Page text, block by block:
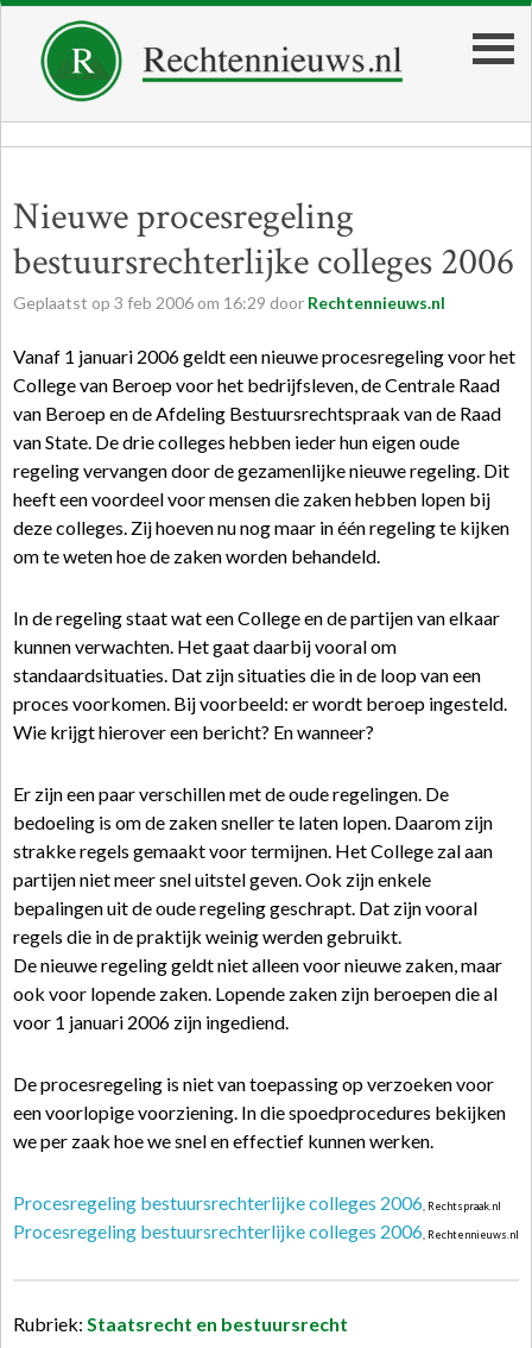
Nieuwe procesregeling
bestuursrechterlijke colleges 2006
Geplaatst op 3 feb 2006 om 16:29 door Rechtennieuws.nl
Vanaf 1 januari 2006 geldt een nieuwe procesregeling voor het
College van Beroep voor het bedrijfsleven, de Centrale Raad
van Beroep en de Afdeling Bestuursrechtspraak van de Raad
van State. De drie colleges hebben ieder hun eigen oude
regeling vervangen door de gezamenlijke nieuwe regeling. Dit
heeft een voordeel voor mensen die zaken hebben lopen bij
deze colleges. Zij hoeven nu nog maar in één regeling te kijken
om te weten hoe de zaken worden behandeld.
In de regeling staat wat een College en de partijen van elkaar
kunnen verwachten. Het gaat daarbij vooral om
standaardsituaties. Dat zijn situaties die in de loop van een
proces voorkomen. Bij voorbeeld: er wordt beroep ingesteld.
Wie krijgt hierover een bericht? En wanneer?
Er zijn een paar verschillen met de oude regelingen. De
bedoeling is om de zaken sneller te laten lopen. Daarom zijn
strakke regels gemaakt voor termijnen. Het College zal aan
partijen niet meer snel uitstel geven. Ook zijn enkele
bepalingen uit de oude regeling geschrapt. Dat zijn vooral
regels die in de praktijk weinig werden gebruikt.
De nieuwe regeling geldt niet alleen voor nieuwe zaken, maar
ook voor lopende zaken. Lopende zaken zijn beroepen die al
voor 1 januari 2006 zijn ingediend.
De procesregeling is niet van toepassing op verzoeken voor
een voorlopige voorziening. In die spoedprocedures bekijken
we per zaak hoe we snel en effectief kunnen werken.
Procesregeling bestuursrechterlijke colleges 2006 , Rechtspraak.nl
Procesregeling bestuursrechterlijke colleges 2006 , Rechtennieuws.nl
Rubriek: Staatsrecht en bestuursrecht